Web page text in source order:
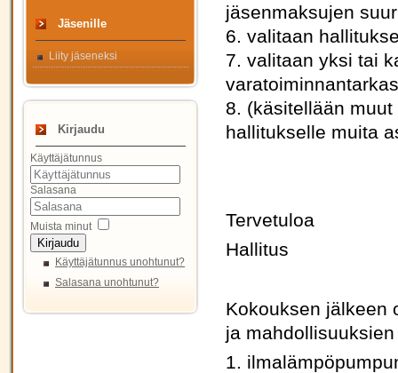
Jäsenille
Liity jäseneksi
Kirjaudu
Käyttäjätunnus
Salasana
Muista minut
Kirjaudu
Käyttäjätunnus unohtunut?
Salasana unohtunut?
jäsenmaksujen
6. valitaan
7. valitaan yksi tai
8. (käsitellään
hallitukselle muita
Tervetuloa
Hallitus
Kokouksen jälkeen
ja
1.